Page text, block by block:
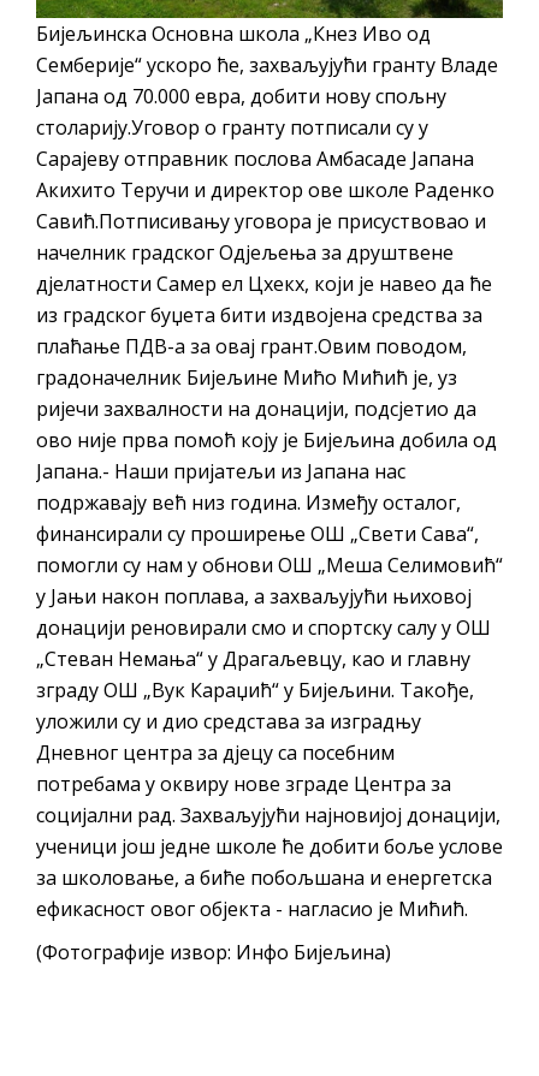
Бијељинска Основна школа „Кнез Иво од
Семберије“ ускоро ће, захваљујући гранту Владе
Јапана од 70.000 евра, добити нову спољну
столарију.Уговор о гранту потписали су у
Сарајеву отправник послова Амбасаде Јапана
Акихито Теручи и директор ове школе Раденко
Савић.Потписивању уговора је присуствовао и
начелник градског Одјељења за друштвене
дјелатности Самер ел Цхекх, који је навео да ће
из градског буџета бити издвојена средства за
плаћање ПДВ-а за овај грант.Овим поводом,
градоначелник Бијељине Мићо Мићић је, уз
ријечи захвалности на донацији, подсјетио да
ово није прва помоћ коју је Бијељина добила од
Јапана.- Наши пријатељи из Јапана нас
подржавају већ низ година. Између осталог,
финансирали су проширење ОШ „Свети Сава“,
помогли су нам у обнови ОШ „Меша Селимовић“
у Јањи након поплава, а захваљујући њиховој
донацији реновирали смо и спортску салу у ОШ
„Стеван Немања“ у Драгаљевцу, као и главну
зграду ОШ „Вук Караџић“ у Бијељини. Такође,
уложили су и дио средстава за изградњу
Дневног центра за дјецу са посебним
потребама у оквиру нове зграде Центра за
социјални рад. Захваљујући најновијој донацији,
ученици још једне школе ће добити боље услове
за школовање, а биће побољшана и енергетска
ефикасност овог објекта - нагласио је Мићић.
(Фотографије извор: Инфо Бијељина)